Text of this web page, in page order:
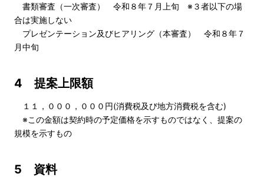
書類審査（一次審査） 令和８年７月上旬 ※３者以下の場
合は実施しない
プレゼンテーション及びヒアリング（本審査） 令和８年７
月中旬
4 提案上限額
１１，０００，０００円(消費税及び地方消費税を含む)
※この金額は契約時の予定価格を示すものではなく、提案の
規模を示すもの
5 資料